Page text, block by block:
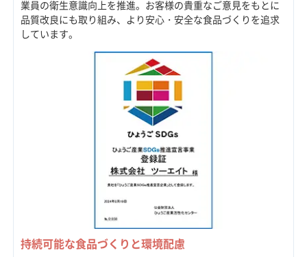
業員の衛生意識向上を推進。お客様の貴重なご意見をもとに
品質改良にも取り組み、より安心・安全な食品づくりを追求
しています。
持続可能な食品づくりと環境配慮